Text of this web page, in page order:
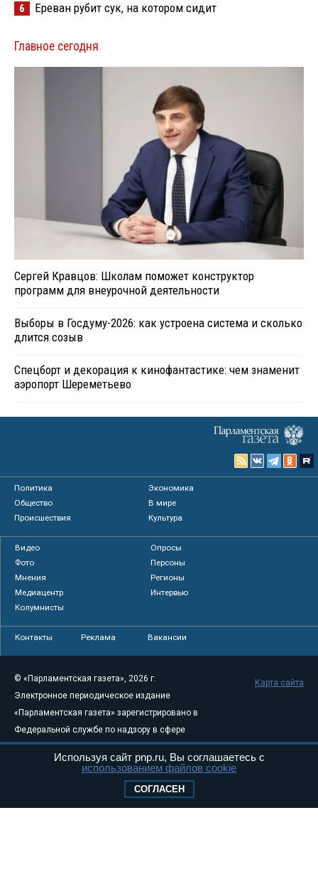
6 Ереван рубит сук, на котором сидит
Главное сегодня
Сергей Кравцов: Школам поможет конструктор
программ для внеурочной деятельности
Выборы в Госдуму-2026: как устроена система и сколько
длится созыв
Спецборт и декорация к кинофантастике: чем знаменит
аэропорт Шереметьево
Политика
Экономика
Общество
В мире
Происшествия
Культура
Видео
Опросы
Фото
Персоны
Мнения
Регионы
Медиацентр
Интервью
Колумнисты
Контакты Реклама Вакансии
© «Парламентская газета», 2026 г.
Электронное периодическое издание
«Парламентская газета» зарегистрировано в
Федеральной службе по надзору в сфере
связи, информационных технологий и
массовых коммуникаций (Роскомнадзор) 05
Свидетельство о регистрации Эл № ФС77-
Карта сайта
Используя сайт pnp.ru, Вы соглашаетесь с
использованием файлов cookie
СОГЛАСЕН